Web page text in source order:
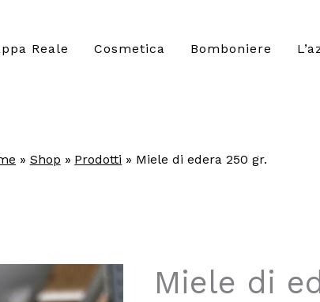
Reale Cosmetica Bomboniere
Shop Prodotti Miele di edera 250 gr.
Miele di